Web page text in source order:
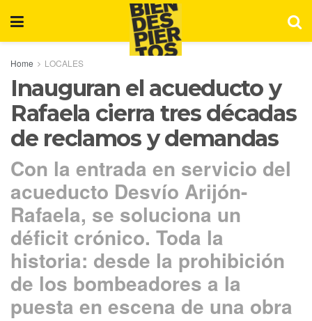
Home LOCALES
Inauguran el acueducto y
Rafaela cierra tres décadas
de reclamos y demandas
Con la entrada en servicio del
acueducto Desvío Arijón-
Rafaela, se soluciona un
déficit crónico. Toda la
historia: desde la prohibición
de los bombeadores a la
puesta en escena de una obra